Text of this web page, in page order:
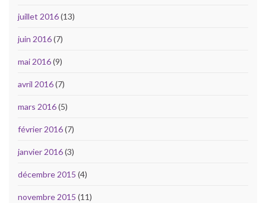
juillet 2016(13)
juin 2016(7)
mai 2016(9)
avril 2016(7)
mars 2016(5)
février 2016(7)
janvier 2016(3)
décembre 2015 (4)
novembre 2015 (11)